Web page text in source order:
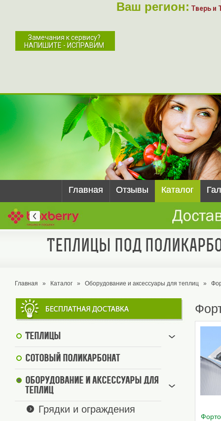
Ваш регион: Тверь и
Замечания к сервису?
НАПИШИТЕ - ИСПРАВИМ
Главная Отзывы Каталог
Теплицы под
Главная » Каталог » Оборудование и аксессуары для теплиц »
Теплицы
Сотовый поликарбонат
Оборудование и аксессуары для
теплиц
Грядки и ограждения